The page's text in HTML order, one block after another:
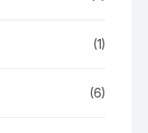
(1)
(6)